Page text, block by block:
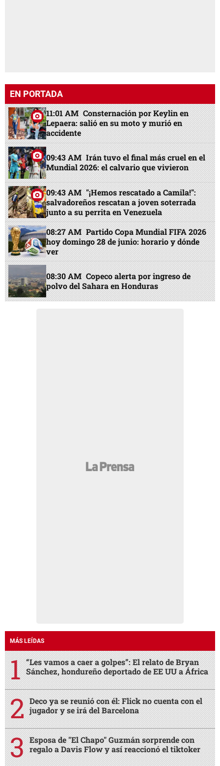
EN PORTADA
11:01 AM Consternación por Keylin en
Lepaera: salió en su moto y murió en
accidente
09:43 AM Irán tuvo el final más cruel en el
Mundial 2026: el calvario que vivieron
09:43 AM "¡Hemos rescatado a Camila!":
salvadoreños rescatan a joven soterrada
junto a su perrita en Venezuela
08:27 AM Partido Copa Mundial FIFA 2026
hoy domingo 28 de junio: horario y dónde
ver
08:30 AM Copeco alerta por ingreso de
polvo del Sahara en Honduras
MÁS LEÍDAS
“Les vamos a caer a golpes”: El relato de Bryan
Sánchez, hondureño deportado de EE UU a África
Deco ya se reunió con él: Flick no cuenta con el
jugador y se irá del Barcelona
Esposa de "El Chapo" Guzmán sorprende con
regalo a Davis Flow y así reaccionó el tiktoker